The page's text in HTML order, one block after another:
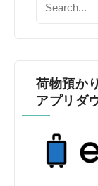
荷物預か
アプリダ